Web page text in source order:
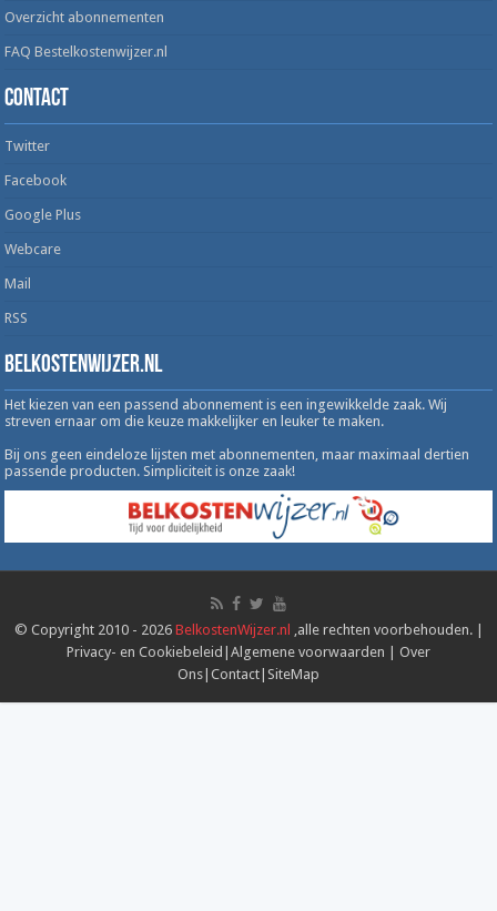
Overzicht abonnementen
FAQ Bestelkostenwijzer.nl
Contact
Twitter
Facebook
Google Plus
Webcare
Mail
RSS
Belkostenwijzer.nl
Het kiezen van een passend abonnement is een ingewikkelde zaak. Wij
streven ernaar om die keuze makkelijker en leuker te maken.
Bij ons geen eindeloze lijsten met abonnementen, maar maximaal dertien
passende producten. Simpliciteit is onze zaak!
© Copyright 2010 - 2026 BelkostenWijzer.nl ,alle rechten voorbehouden. |
Privacy- en Cookiebeleid Algemene voorwaarden
Over
Ons Contact SiteMap